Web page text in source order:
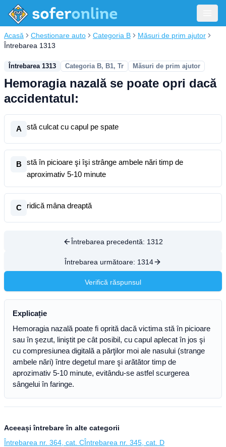
Acasă Chestionare auto Categoria B
Măsuri de prim ajutor
Întrebarea 1313
Întrebarea 1313 Categoria B, B1, Tr Măsuri de prim ajutor
Hemoragia nazală se poate opri dacă
accidentatul:
A stă culcat cu capul pe spate
B
stă în picioare şi îşi strânge ambele nări timp de
aproximativ 5-10 minute
C ridică mâna dreaptă
Întrebarea precedentă: 1312
Întrebarea următoare: 1314
Verifică răspunsul
Explicație
Hemoragia nazală poate fi oprită dacă victima stă în picioare
sau în şezut, liniştit pe cât posibil, cu capul aplecat în jos şi
cu compresiunea digitală a părţilor moi ale nasului (strange
ambele nări) între degetul mare şi arătător timp de
aprozimativ 5-10 minute, evitându-se astfel scurgerea
sângelui în faringe.
Aceeași întrebare în alte categorii
Întrebarea nr. 364, cat. CÎntrebarea nr. 345, cat. D